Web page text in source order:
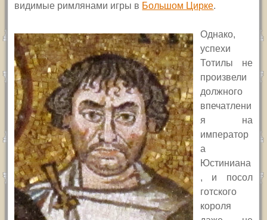
видимые римлянами игры в Большом Цирке.
Однако,
успехи
Тотилы не
произвели
должного
впечатлени
я на
император
а
Юстиниана
, и посол
готского
короля